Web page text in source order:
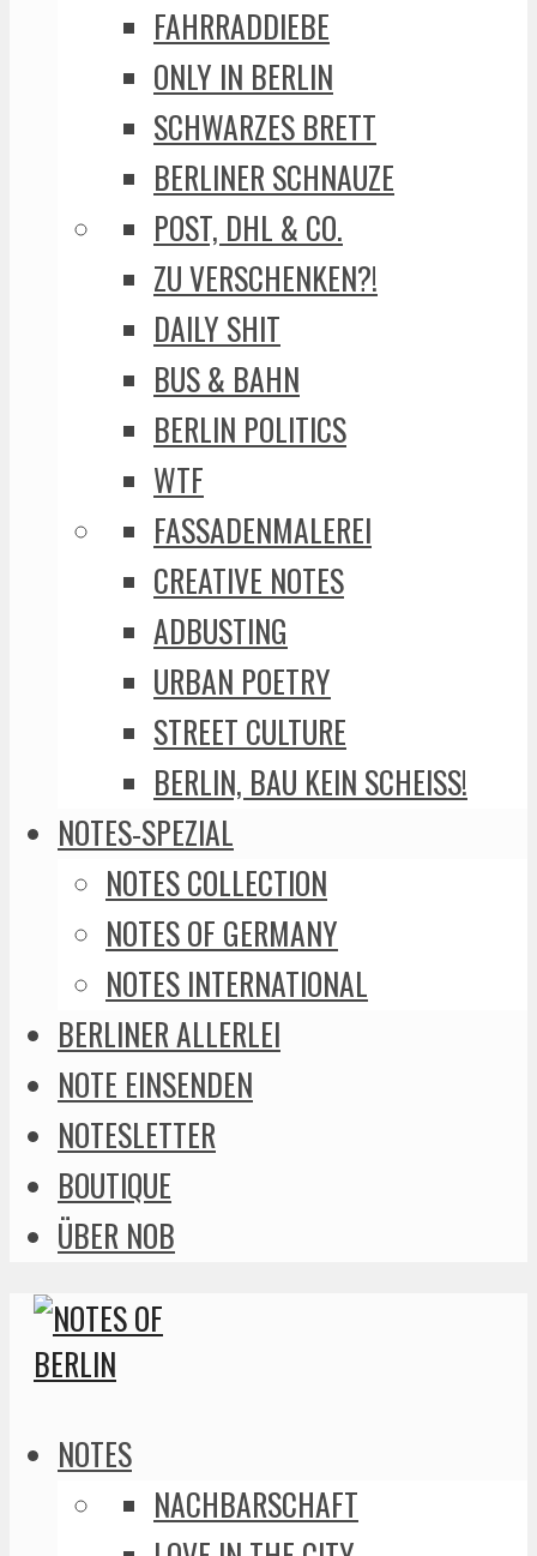
FAHRRADDIEBE
ONLY IN BERLIN
SCHWARZES BRETT
BERLINER SCHNAUZE
POST, DHL & CO.
ZU VERSCHENKEN?!
DAILY SHIT
BUS & BAHN
BERLIN POLITICS
WTF
FASSADENMALEREI
CREATIVE NOTES
ADBUSTING
URBAN POETRY
STREET CULTURE
BERLIN, BAU KEIN SCHEISS!
NOTES-SPEZIAL
NOTES COLLECTION
NOTES OF GERMANY
NOTES INTERNATIONAL
BERLINER ALLERLEI
NOTE EINSENDEN
NOTESLETTER
BOUTIQUE
ÜBER NOB
NOTES
NACHBARSCHAFT